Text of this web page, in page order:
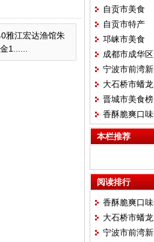
雅江宏达渔馆朱
1......
自贡市美食
自贡市特产
邛崃市美食
成都市成华
宁波市前湾
日
大石桥市蟠
街”
晋城市美食榜
香酥脆爽口
市）
本栏推荐
阅读排行
香酥脆爽口
大石桥市蟠
宁波市前湾